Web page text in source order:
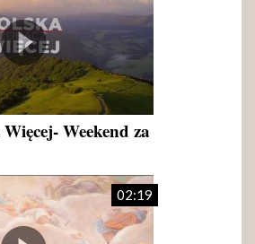
Weekend za
02:19